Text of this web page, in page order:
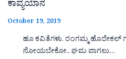
ಕಾವ್ಯಯಾನ
October 19, 2019
ಹೂ ಕವಿತೆಗಳು. ರಂಗಮ್ಮ ಹೊದೇಕಲ್
ನೋಯಬೇಕೋ.. ಘಮ ವಾಗಲು…